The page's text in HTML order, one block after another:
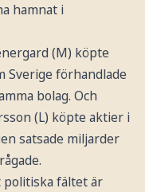
hamnat i
(M) köpte
Sverige förhandlade
bolag. Och
(L) köpte aktier i
satsade miljarder
fältet är